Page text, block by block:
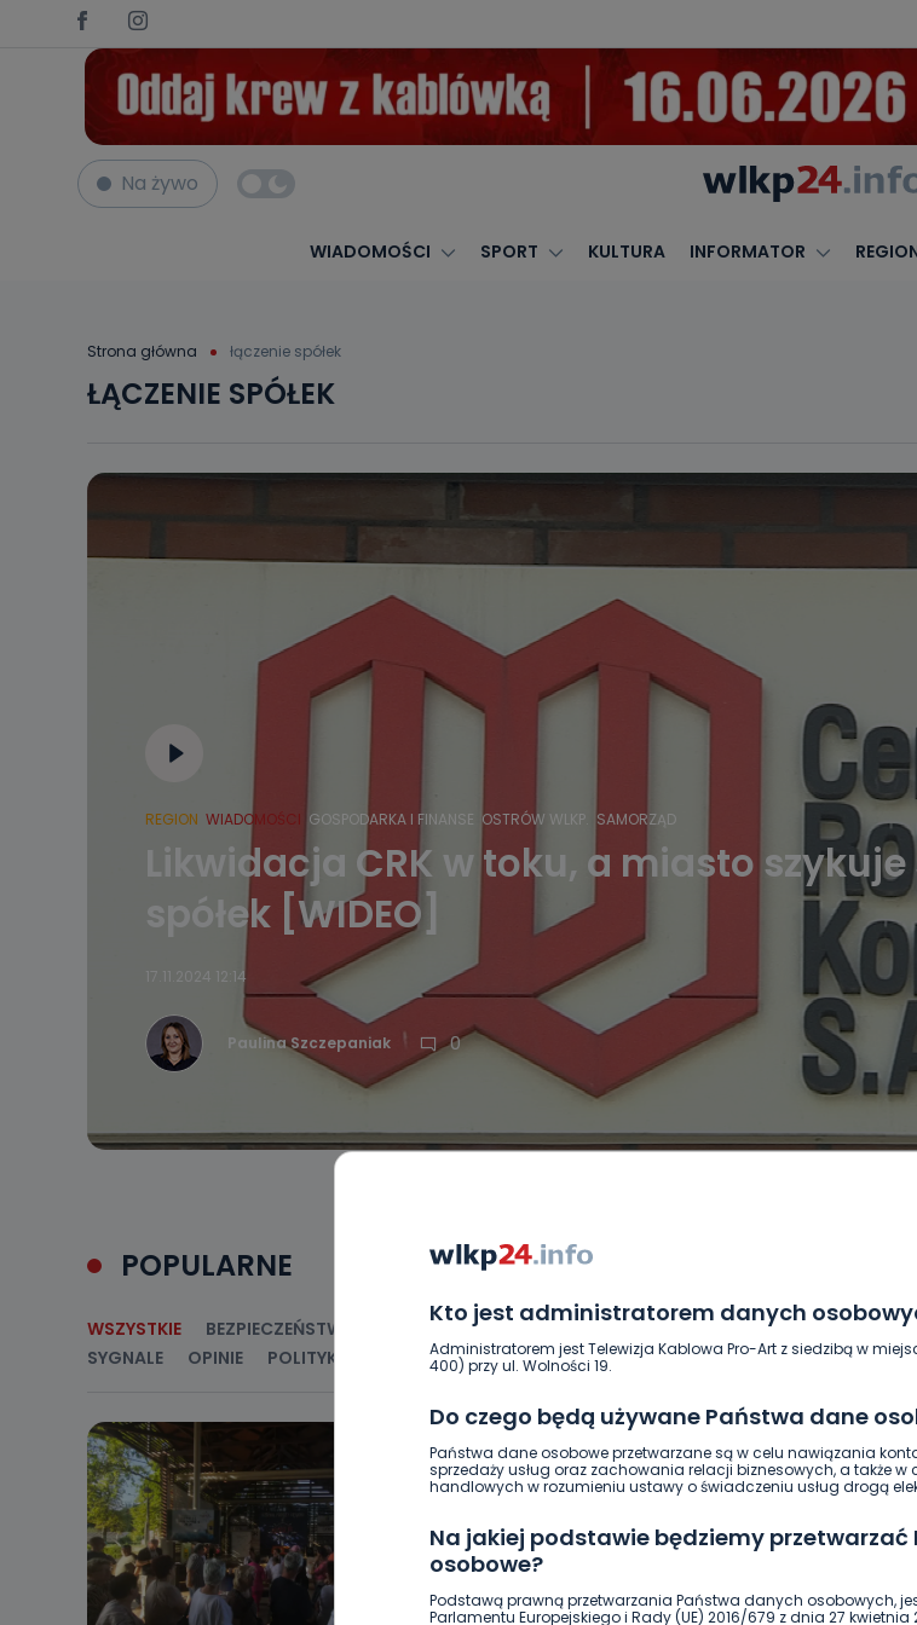
Na żywo
WIADOMOŚCI SPORT KULTURA INFORMATOR
Strona główna łączenie spółek
Kto jest administratorem danych
Administratorem jest Telewizja Kablowa Pro-Art z siedzibą w
400) przy ul. Wolności 19.
Do czego będą używane Państwa dane
Państwa dane osobowe przetwarzane są w celu nawiązania
sprzedaży usług oraz zachowania relacji biznesowych, a także w
handlowych w rozumieniu ustawy o świadczeniu usług drogą
Na jakiej podstawie będziemy
osobowe?
Podstawą prawną przetwarzania Państwa danych osobowych,
Parlamentu Europejskiego i Rady (UE) 2016/679 z dnia 27
ŁĄCZENIE SPÓŁEK
REGION WIADOMOŚCI GOSPODARKA I FINANSE OSTRÓW WLKP. SAMORZĄD
Likwidacja CRK w toku, a miasto
spółek [WIDEO]
17.11.2024 12:14
Paulina Szczepaniak 0
POPULARNE
WSZYSTKIE BEZPIECZEŃSTWO CIEKAWOSTKI GOSPODARKA I FINANSE
SYGNALE
OPINIE POLITYKA RELIGIA SAMORZĄD ŚRODOWISKO WASZE INFO